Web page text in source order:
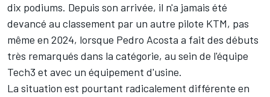
dix podiums. Depuis son arrivée, il n'a jamais été
devancé au classement par un autre pilote KTM, pas
même en 2024, lorsque Pedro Acosta a fait des débuts
très remarqués dans la catégorie, au sein de l'équipe
Tech3 et avec un équipement d'usine.
La situation est pourtant radicalement différente en